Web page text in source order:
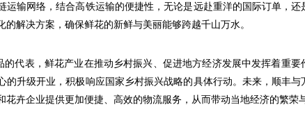
运输网络，结合高铁运输的便捷性，无论是远赴重洋的国际订单，还
的解决方案，确保鲜花的新鲜与美丽能够跨越千山万水。
的代表，鲜花产业在推动乡村振兴、促进地方经济发展中发挥着重要
的升级开业，积极响应国家乡村振兴战略的具体行动。未来，顺丰与
花卉企业提供更加便捷、高效的物流服务，从而带动当地经济的繁荣